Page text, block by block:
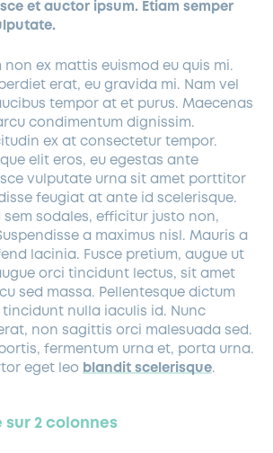
et auctor ipsum. Etiam semper
non ex mattis euismod eu quis mi.
erat, eu gravida mi. Nam vel
tempor at et purus. Maecenas
condimentum dignissim.
ex at consectetur tempor.
elit eros, eu egestas ante
vulputate urna sit amet porttitor
feugiat at ante id scelerisque.
sem sodales, efficitur justo non,
a maximus nisl. Mauris a
lacinia. Fusce pretium, augue ut
orci tincidunt lectus, sit amet
sed massa. Pellentesque dictum
tincidunt nulla iaculis id. Nunc
non sagittis orci malesuada sed.
fermentum urna et, porta urna.
eget leo blandit scelerisque.
sur 2 colonnes